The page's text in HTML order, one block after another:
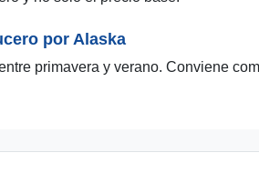
por Alaska
primavera y verano. Conviene